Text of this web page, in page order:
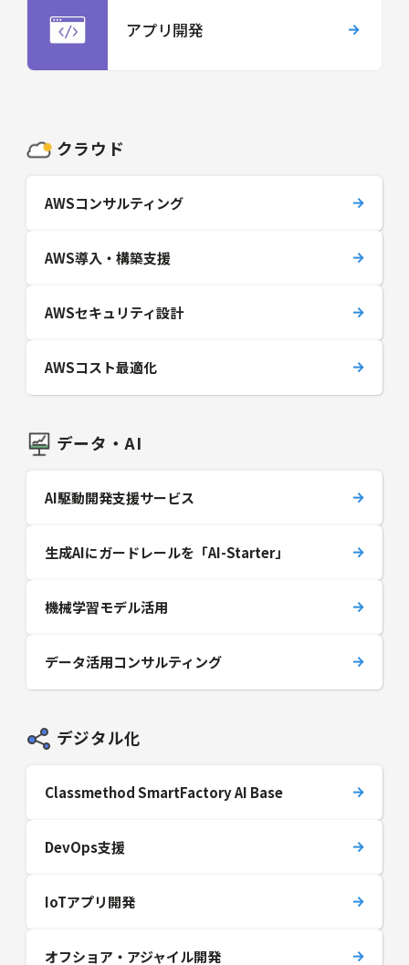
アプリ開発
クラウド
AWSコンサルティング
AWS導入・構築支援
AWSセキュリティ設計
AWSコスト最適化
データ・AI
AI駆動開発支援サービス
生成AIにガードレールを「AI-Starter」
機械学習モデル活用
データ活用コンサルティング
デジタル化
Classmethod SmartFactory AI Base
DevOps支援
IoTアプリ開発
オフショア・アジャイル開発